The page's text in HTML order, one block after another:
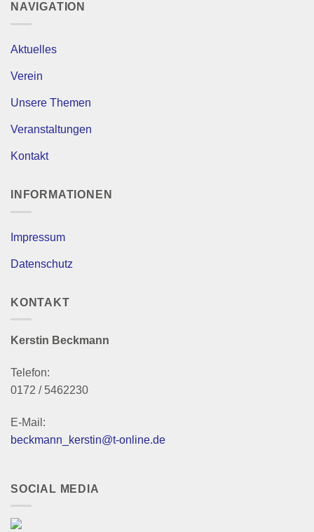
NAVIGATION
Aktuelles
Verein
Unsere Themen
Veranstaltungen
Kontakt
INFORMATIONEN
Impressum
Datenschutz
KONTAKT
Kerstin Beckmann
Telefon:
0172 / 5462230
E-Mail:
beckmann_kerstin@t-online.de
SOCIAL MEDIA